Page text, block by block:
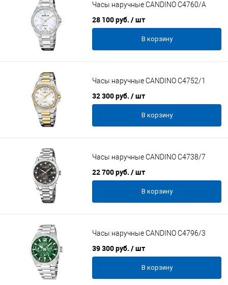
Часы наручные CANDINO C4760/A
28 100 руб. / шт
В корзину
Часы наручные CANDINO C4752/1
32 300 руб. / шт
В корзину
Часы наручные CANDINO C4738/7
22 700 руб. / шт
В корзину
Часы наручные CANDINO C4796/3
39 300 руб. / шт
В корзину